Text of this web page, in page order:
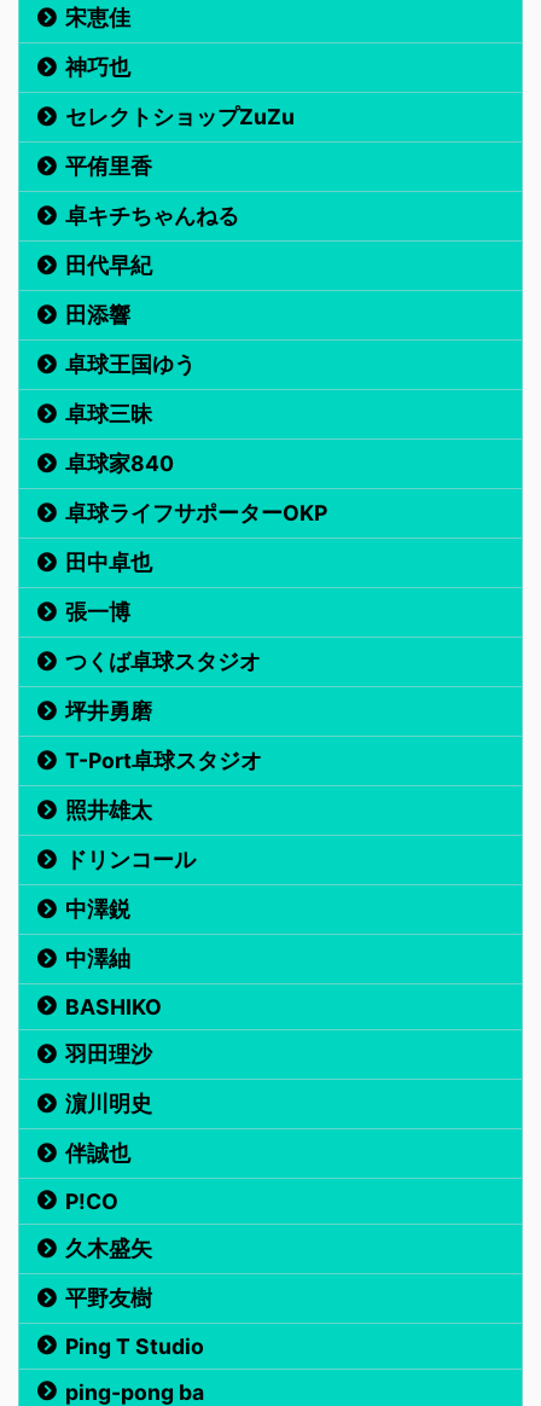
宋恵佳
神巧也
セレクトショップZuZu
平侑里香
卓キチちゃんねる
田代早紀
田添響
卓球王国ゆう
卓球三昧
卓球家840
卓球ライフサポーターOKP
田中卓也
張一博
つくば卓球スタジオ
坪井勇磨
T-Port卓球スタジオ
照井雄太
ドリンコール
中澤鋭
中澤紬
BASHIKO
羽田理沙
濵川明史
伴誠也
P!CO
久木盛矢
平野友樹
Ping T Studio
ping-pong ba